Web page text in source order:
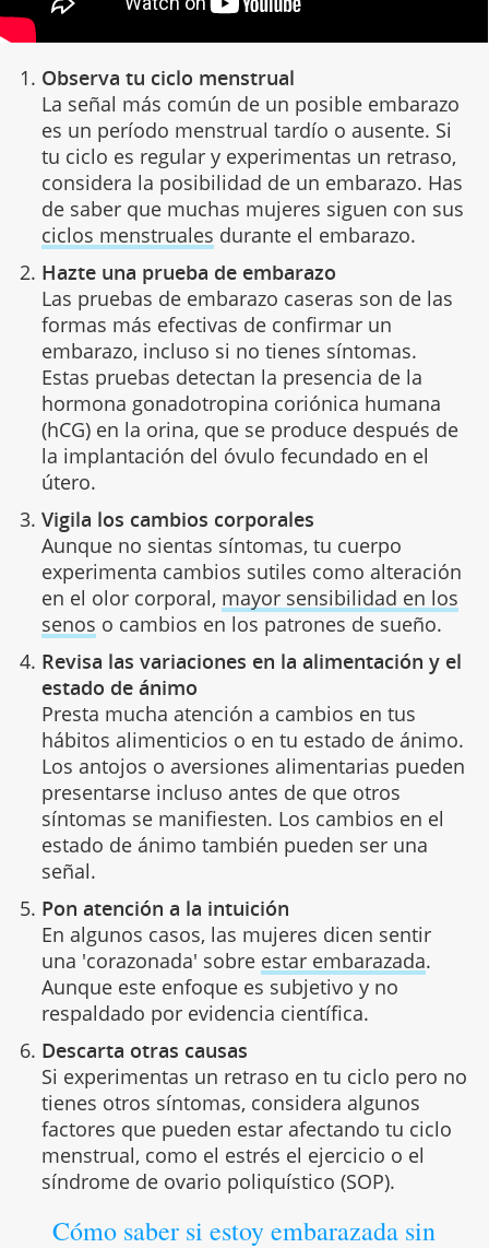
Observa tu ciclo menstrual
La señal más común de un posible embarazo
es un período menstrual tardío o ausente. Si
tu ciclo es regular y experimentas un retraso,
considera la posibilidad de un embarazo. Has
de saber que muchas mujeres siguen con sus
ciclos menstruales durante el embarazo.
Hazte una prueba de embarazo
Las pruebas de embarazo caseras son de las
formas más efectivas de confirmar un
embarazo, incluso si no tienes síntomas.
Estas pruebas detectan la presencia de la
hormona gonadotropina coriónica humana
(hCG) en la orina, que se produce después de
la implantación del óvulo fecundado en el
útero.
Vigila los cambios corporales
Aunque no sientas síntomas, tu cuerpo
experimenta cambios sutiles como alteración
en el olor corporal, mayor sensibilidad en los
senos o cambios en los patrones de sueño.
Revisa las variaciones en la alimentación y el
estado de ánimo
Presta mucha atención a cambios en tus
hábitos alimenticios o en tu estado de ánimo.
Los antojos o aversiones alimentarias pueden
presentarse incluso antes de que otros
síntomas se manifiesten. Los cambios en el
estado de ánimo también pueden ser una
señal.
Pon atención a la intuición
En algunos casos, las mujeres dicen sentir
una 'corazonada' sobre estar embarazada.
Aunque este enfoque es subjetivo y no
respaldado por evidencia científica.
Descarta otras causas
Si experimentas un retraso en tu ciclo pero no
tienes otros síntomas, considera algunos
factores que pueden estar afectando tu ciclo
menstrual, como el estrés el ejercicio o el
síndrome de ovario poliquístico (SOP).
Cómo saber si estoy embarazada sin